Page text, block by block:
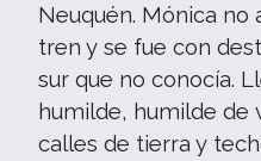
Neuquén. Mónica no
tren y se fue con
sur que no conocía.
humilde, humilde de
calles de tierra y